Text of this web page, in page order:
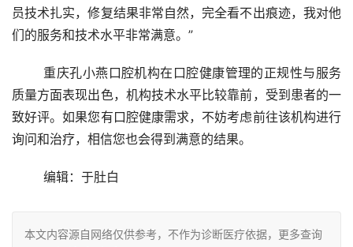
员技术扎实，修复结果非常自然，完全看不出痕迹，我对他
们的服务和技术水平非常满意。”
质量方面表现出色，机构技术水平比较靠前，受到患者的一
致好评。如果您有口腔健康需求，不妨考虑前往该机构进行
询问和治疗，相信您也会得到满意的结果。
	编辑：于肚白
本文内容源自网络仅供参考，不作为诊断医疗依据，更多查询